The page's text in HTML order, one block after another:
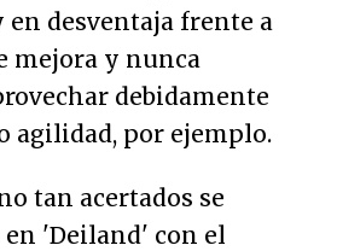
desventaja frente a
mejora y nunca
debidamente
agilidad, por ejemplo.
tan acertados se
'Deiland' con el